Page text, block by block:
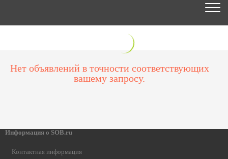
Нет объявлений в точности соответствующих
вашему запросу.
Информация о SOB.ru
Контактная информация